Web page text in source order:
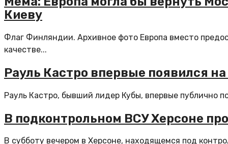
Киеву
Флаг Финляндии. Архивное фото Европа вместо
качестве...
Рауль Кастро впервые появился
Рауль Кастро, бывший лидер Кубы, впервые публично
В подконтрольном ВСУ Херсоне
В субботу вечером в Херсоне, находящемся под